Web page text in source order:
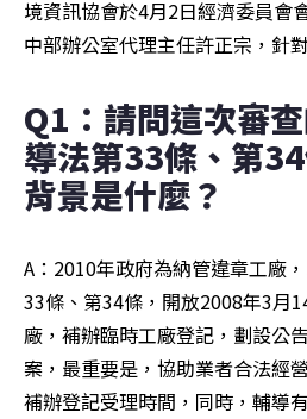
境資訊協會於4月2日經濟委員會
中部辦公室代理主任許正宗，針
Q1：請問這次審
導法第33條、第
背景是什麼？
A：2010年政府為納管違章工廠
33條、第34條，開放2008年3月
廠，補辦臨時工廠登記，劃設公
案，最重要是，協助業者合法經
補辦登記受理時間，同時，輔導